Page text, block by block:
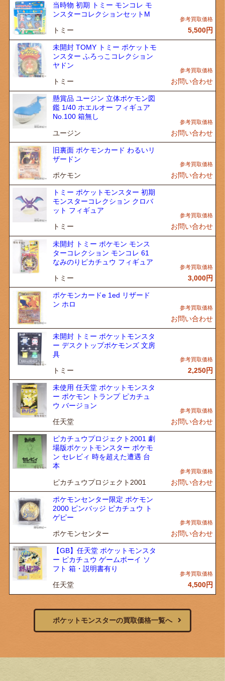
当時物 初期 トミー モンコレ モ
ンスターコレクションセットM
トミー 5,500円
未開封 TOMY トミー ポケットモ
ンスター ふろっこコレクション
ヤドン
トミー お問い合わせ
懸賞品 ユージン 立体ポケモン図
鑑 1/40 ホエルオー フィギュア
No.100 箱無し
ユージン お問い合わせ
旧裏面 ポケモンカード わるいリ
ザードン
ポケモン お問い合わせ
トミー ポケットモンスター 初期
モンスターコレクション クロバ
ット フィギュア
トミー お問い合わせ
未開封 トミー ポケモン モンス
ターコレクション モンコレ 61
なみのりピカチュウ フィギュア
トミー 3,000円
ポケモンカードe 1ed リザード
ン ホロ
お問い合わせ
未開封 トミー ポケットモンスタ
ー デスクトップポケモンズ 文房
具
トミー 2,250円
未使用 任天堂 ポケットモンスタ
ー ポケモン トランプ ピカチュ
ウ バージョン
任天堂 お問い合わせ
ピカチュウプロジェクト2001 劇
場版ポケットモンスター ポケモ
ン セレビィ 時を超えた遭遇 台
本
ピカチュウプロジェクト2001 お問い合わせ
ポケモンセンター限定 ポケモン
2000 ピンバッジ ピカチュウ ト
ゲピー
ポケモンセンター お問い合わせ
【GB】任天堂 ポケットモンスタ
ー ピカチュウ ゲームボーイ ソ
フト 箱・説明書有り
任天堂 4,500円
ポケットモンスターの買取価格一覧へ